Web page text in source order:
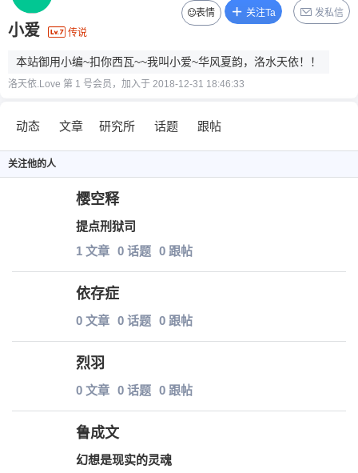
小爱 传说
本站御用小编~扣你西瓦~~我叫小爱~华风夏韵，洛水天依！！
洛天依.Love 第 1 号会员，加入于 2018-12-31 18:46:33
表情 关注Ta 发私信
动态 文章 研究所 话题 跟帖
关注他的人
樱空释
提点刑狱司
1 文章 0 话题 0 跟帖
依存症
0 文章 0 话题 0 跟帖
烈羽
0 文章 0 话题 0 跟帖
鲁成文
幻想是现实的灵魂